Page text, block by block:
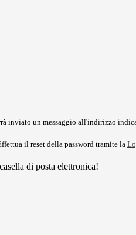
inviato un messaggio all'indirizzo
il reset della password tramite la
di posta elettronica!